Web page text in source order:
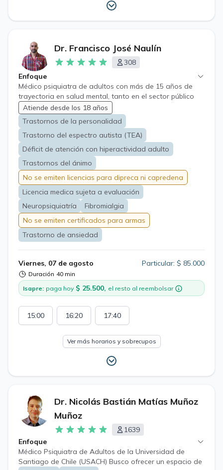
Dr. Francisco José Naulín
308
Enfoque
Médico psiquiatra de adultos con más de 15 años de
trayectoria en salud mental, tanto en el sector público
como privado. A lo largo de mi carrera me he dedicado
especialmente al manejo clínico de trastornos del ánimo,
trastornos de la personalidad y neuropsiquiatría. Mi
enfoque combina el conocimiento de esta area de la
medicina con un trato cercano y humano. Gracias a mi
formación en psiquiatría comunitaria, entiendo que la
salud mental no es un problema aislado, sino que está
profundamente conectada con el entorno personal,
familiar y laboral de cada persona. Mi objetivo es
comprender todas tus aristas para diseñar un
tratamiento integral, empático y adaptado a tu propia
realidad.
Atiende desde los 18 años
Trastornos de la personalidad
Trastorno del espectro autista (TEA)
Déficit de atención con hiperactividad adulto
Trastornos del ánimo
No se emiten licencias para dipreca ni capredena
Licencia medica sujeta a evaluación
Neuropsiquiatría
Fibromialgia
No se emiten certificados para armas
Trastorno de ansiedad
Viernes, 07 de agosto
Duración 40 min
Particular: $ 85.000
Isapre: paga hoy $ 25.500, el resto al reembolsar
15:00 16:20 17:40
Ver más horarios y sobrecupos
Dr. Nicolás Bastián Matías Muñoz
Muñoz
1639
Enfoque
Médico Psiquiatra de Adultos de la Universidad de
Santiago de Chile (USACH) Busco ofrecer un espacio de